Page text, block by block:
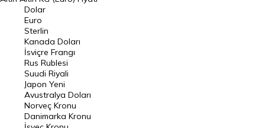
Euro Kuru
Pound Kuru
Frank Kuru
Riyal Kuru
Avustralya Doları
Danimarka Kronu Kuru
Kanada Doları Kuru
Dolar
Euro
Sterlin
Kanada Doları
İsviçre Frangı
Rus Rublesi
Suudi Riyali
Japon Yeni
Avustralya Doları
Norveç Kronu
Danimarka Kronu